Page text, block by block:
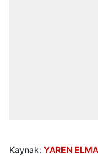
Kaynak: YAREN